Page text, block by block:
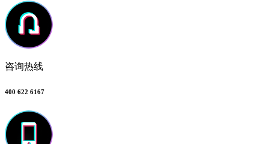
咨询热线
400 622 6167